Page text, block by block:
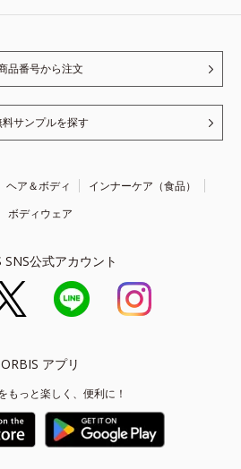
品番号から注文
料サンプルを探す
ヘア＆ボディ
インナーケア（食品）
ボディウェア
SNS公式アカウント
ORBIS アプリ
もっと楽しく、便利に！